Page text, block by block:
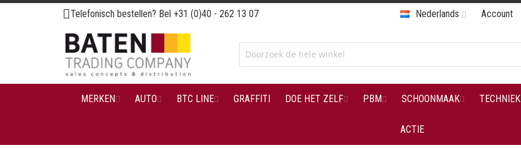
Ga
naar
de
inhoud
Telefonisch bestellen? Bel +31 (0)40 - 262 13 07 Account
Nederlands
MERKEN AUTO BTC LINE GRAFFITI DOE HET ZELF PBM SCHOONMAAK TECHNIEK
ACTIE